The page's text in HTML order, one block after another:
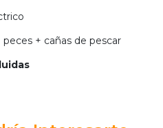
+ cañas de pescar